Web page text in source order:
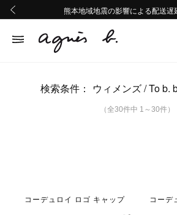
熊本地域地震の影響による配送遅
Summer Sale
熊本地域地震の影響による配送遅
Summer Sale
検索条件： ウィメンズ To b.
（全30件中 1～30件）
コーデュロイ ロゴ キャップ コーデ